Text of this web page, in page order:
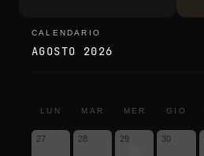
calendario
CALENDARIO
AGOSTO 2026
LUN MAR MER GIO
27 28 29 30